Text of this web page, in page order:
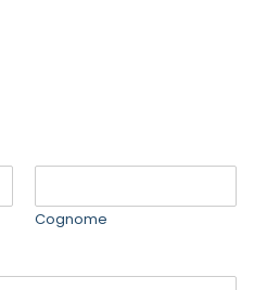
Cognome